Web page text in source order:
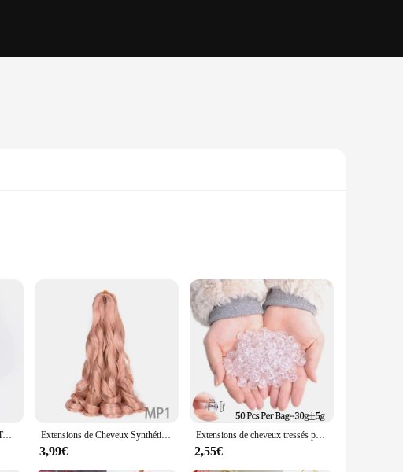
extensions are crafted from premium synthetic fibers that offer a
suitable for a variety of occasions, from casual outings to formal
your new look without the hassle of frequent upkeep.
the set comes complete with crochet hooks and locking
head of luscious locks in no time. With the option to purchase in
22 « Jessica Hair Deep Wavy Twist Synthetic Crochet Hair Curly Hair Crochet Braids Afro Curl Ombre Pink Braiding Hair Extensions Extensions de Cheveux Synthétiques Bouclés au Crochet pour Femme, Tresses Frisées, Boucles en Spirale, Pré-Étiré, Français
3,99€
Extensions de cheveux tressés pour femmes noires, boucles françaises, cheveux synthétiques, boucles en spirale, tresses au crochet, 24 po
2,55€